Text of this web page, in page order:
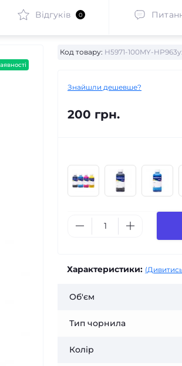
Відгуків 0
Код товару: H5971-100MY-
Знайшли дешевше?
200 грн.
Характеристики: (Дивитись
Об'єм
Тип чорнила
Колір